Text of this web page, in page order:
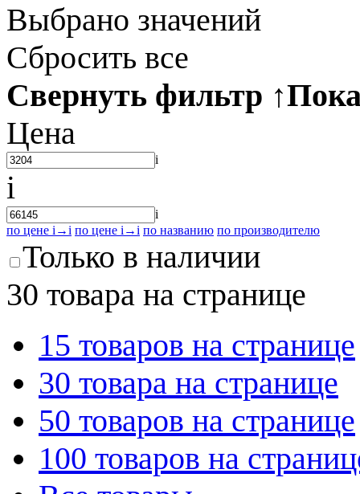
Выбрано значений
Сбросить все
Свернуть фильтр ↑
Цена
i
i
i
по цене i →i по цене i →i по названию по производителю
Только в наличии
30 товара на странице
15 товаров на странице
30 товара на странице
50 товаров на странице
100 товаров на